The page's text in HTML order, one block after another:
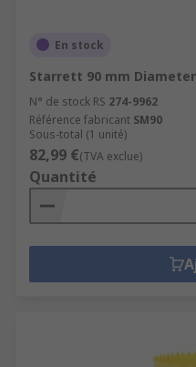
En stock
Starrett 90 mm
N° de stock RS 274-9962
Référence fabricant SM90
Sous-total (1 unité)
82,99 €(TVA exclue)
Quantité